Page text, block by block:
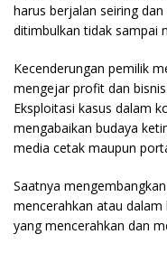
harus berjalan seiring
ditimbulkan tidak sampai
Kecenderungan pemilik
mengejar profit dan
Eksploitasi kasus dalam
mengabaikan budaya
media cetak maupun
Saatnya
mencerahkan atau
yang mencerahkan dan